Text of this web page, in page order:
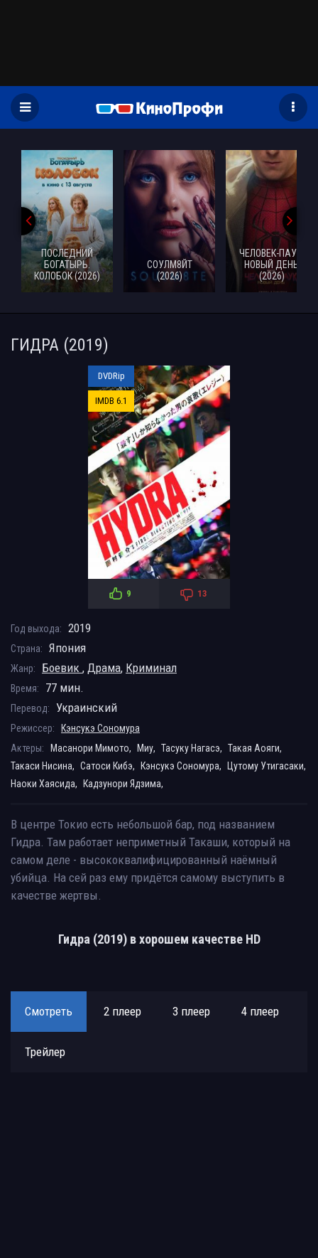
ПОСЛЕДНИЙ
БОГАТЫРЬ.
КОЛОБОК (2026)
СОУЛМ8ЙТ
(2026)
ЧЕЛОВЕК-ПАУК:
НОВЫЙ ДЕНЬ
(2026)
ГИДРА (2019)
DVDRip
IMDB 6.1
9 13
Год выхода: 2019
Страна: Япония
Жанр: Боевик , Драма, Криминал
Время: 77 мин.
Перевод: Украинский
Режиссер:
Кэнсукэ Сономура
Актеры:
Масанори Мимото, Миу, Тасуку Нагасэ, Такая Аояги,
Такаси Нисина, Сатоси Кибэ, Кэнсукэ Сономура,
Цутому Утигасаки,
Наоки Хаясида,
Кадзунори Ядзима,
В центре Токио есть небольшой бар, под названием
Гидра. Там работает неприметный Такаши, который на
самом деле - высококвалифицированный наёмный
убийца. На сей раз ему придётся самому выступить в
качестве жертвы.
Гидра (2019) в хорошем качестве HD
Смотреть 2 плеер 3 плеер 4 плеер
Трейлер